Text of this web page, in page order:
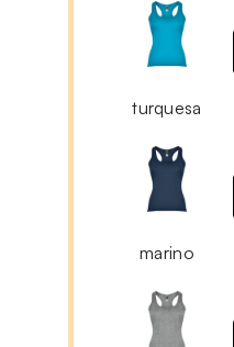
turquesa
marino